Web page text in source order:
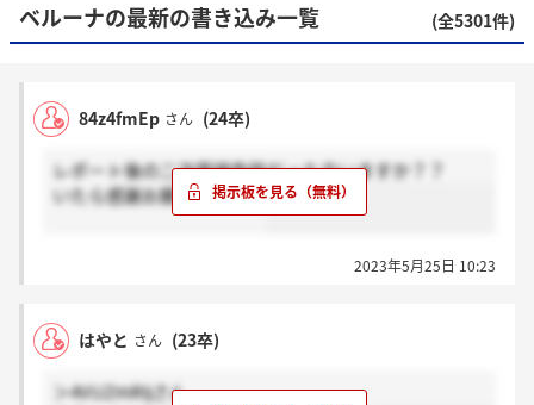
ベルーナの最新の書き込み一覧 (全5301件)
84z4fmEp さん (24卒)
レポート後の二次面接免除だった方いますか？？
いたら感謝お願いします。
2023年5月25日 10:23
はやと さん (23卒)
＞4VUZmRIjさん